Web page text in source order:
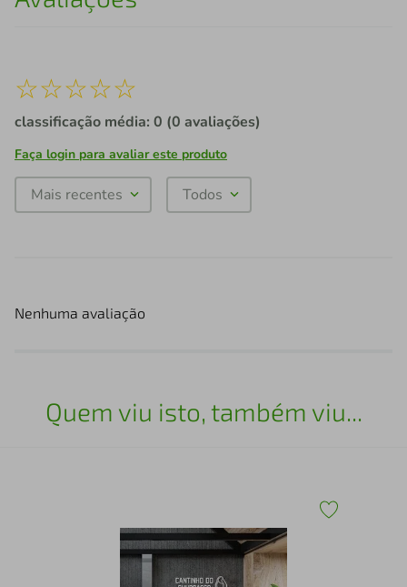
☆☆☆☆☆
classificação média: 0 (0 avaliações)
Faça login para avaliar este produto
Mais recentes Todos
Nenhuma avaliação
Quem viu isto, também viu...